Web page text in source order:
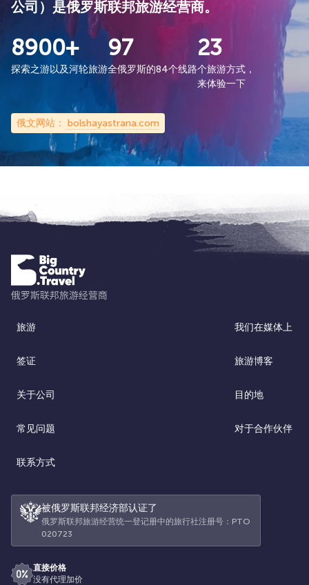
公司）是俄罗斯联邦旅游经营商。
8900+
探索之游以及河轮旅游
97
全俄罗斯的84个线路
23
个旅游方式，
来体验一下
俄文网站： bolshayastrana.com
旅游 我们在媒体上
签证 旅游博客
关于公司 目的地
常见问题 对于合作伙伴
联系方式
被俄罗斯联邦经济部认证了
俄罗斯联邦旅游经营统一登记册中的旅行社注册号：РТО
020723
直接价格
没有代理加价